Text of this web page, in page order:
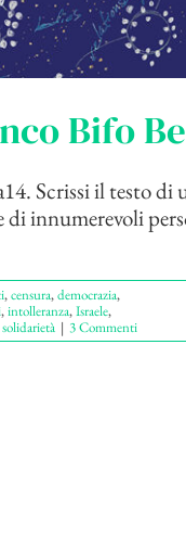
Bifo
Scrissi il testo di
di innumerevoli
,censura,democrazia,
,intolleranza,Israele,
solidarietà | 3 Commenti